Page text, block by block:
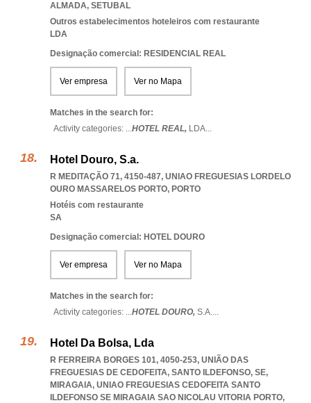
ALMADA, SETUBAL
Outros estabelecimentos hoteleiros com restaurante
LDA
Designação comercial: RESIDENCIAL REAL
Ver empresa Ver no Mapa
Matches in the search for:
Activity categories: ...HOTEL REAL, LDA...
Hotel Douro, S.a.
R MEDITAÇÃO 71, 4150-487, UNIAO FREGUESIAS LORDELO
OURO MASSARELOS PORTO, PORTO
Hotéis com restaurante
SA
Designação comercial: HOTEL DOURO
Ver empresa Ver no Mapa
Matches in the search for:
Activity categories: ...HOTEL DOURO, S.A....
Hotel Da Bolsa, Lda
R FERREIRA BORGES 101, 4050-253, UNIÃO DAS
FREGUESIAS DE CEDOFEITA, SANTO ILDEFONSO, SE,
MIRAGAIA, UNIAO FREGUESIAS CEDOFEITA SANTO
ILDEFONSO SE MIRAGAIA SAO NICOLAU VITORIA PORTO,